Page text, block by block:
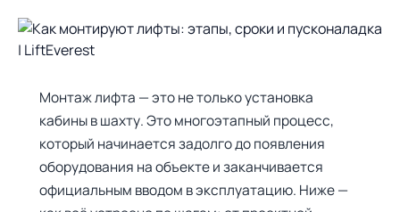
Монтаж лифта — это не только установка
кабины в шахту. Это многоэтапный процесс,
который начинается задолго до появления
оборудования на объекте и заканчивается
официальным вводом в эксплуатацию. Ниже —